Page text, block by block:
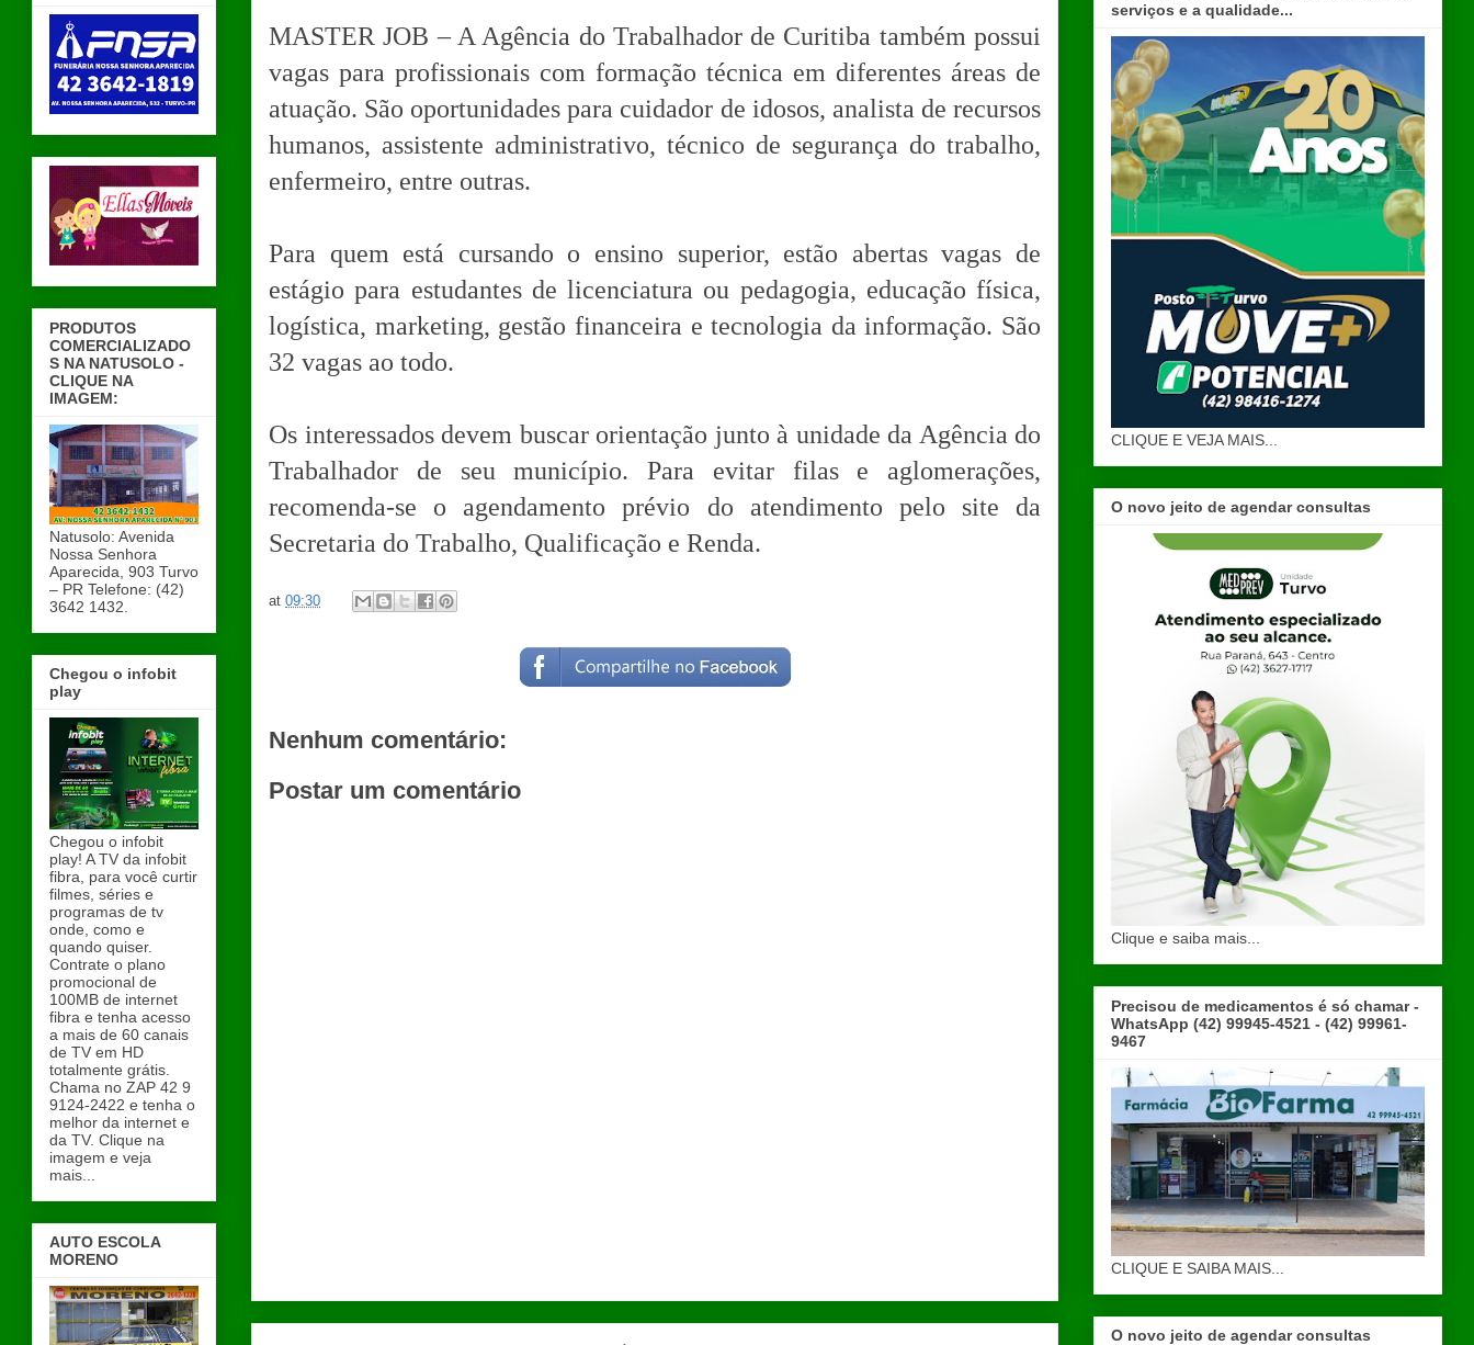
MASTER JOB – A Agência do Trabalhador de Curitiba também possui
vagas para profissionais com formação técnica em diferentes áreas de
atuação. São oportunidades para cuidador de idosos, analista de recursos
humanos, assistente administrativo, técnico de segurança do trabalho,
enfermeiro, entre outras.
Para quem está cursando o ensino superior, estão abertas vagas de
estágio para estudantes de licenciatura ou pedagogia, educação física,
logística, marketing, gestão financeira e tecnologia da informação. São
32 vagas ao todo.
Os interessados devem buscar orientação junto à unidade da Agência do
Trabalhador de seu município. Para evitar filas e aglomerações,
recomenda-se o agendamento prévio do atendimento pelo site da
Secretaria do Trabalho, Qualificação e Renda.
at 09:30
Nenhum comentário:
Postar um comentário
PRODUTOS
COMERCIALIZADO
S NA NATUSOLO -
CLIQUE NA
IMAGEM:
Natusolo: Avenida
Nossa Senhora
Aparecida, 903 Turvo
– PR Telefone: (42)
3642 1432.
Chegou o infobit
play
Chegou o infobit
play! A TV da infobit
fibra, para você curtir
filmes, séries e
programas de tv
onde, como e
quando quiser.
Contrate o plano
promocional de
100MB de internet
fibra e tenha acesso
a mais de 60 canais
de TV em HD
totalmente grátis.
Chama no ZAP 42 9
9124-2422 e tenha o
melhor da internet e
da TV. Clique na
imagem e veja
mais...
AUTO ESCOLA
MORENO
serviços e a qualidade...
CLIQUE E VEJA MAIS...
O novo jeito de agendar consultas
Clique e saiba mais...
Precisou de medicamentos é só chamar -
WhatsApp (42) 99945-4521 - (42) 99961-
9467
CLIQUE E SAIBA MAIS...
O novo jeito de agendar consultas